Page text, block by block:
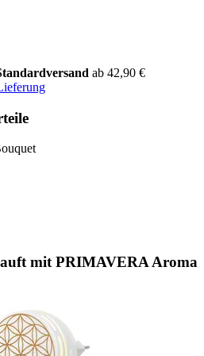
ab 42,90 €
mit PRIMAVERA Aroma